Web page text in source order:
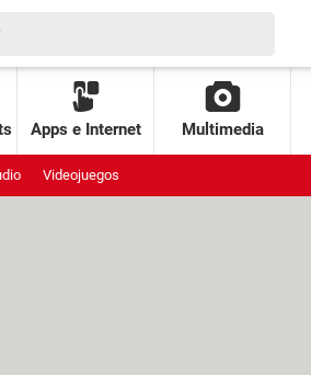
Apps e Internet Multimedia
Videojuegos